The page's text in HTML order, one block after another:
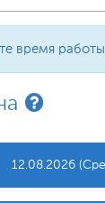
время
12.08.2026